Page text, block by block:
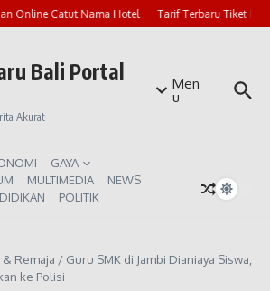
Online Catut Nama Hotel Tarif Terbaru Tiket
Bali Portal
Akurat
Men
u
GAYA
MULTIMEDIA
NEWS
POLITIK
Remaja / Guru SMK di Jambi Dianiaya Siswa,
ke Polisi